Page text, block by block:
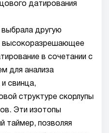
датирования
другую
высокоразрешающее
в сочетании с
для анализа
свинца,
структуре скорлупы
Эти изотопы
таймер, позволяя